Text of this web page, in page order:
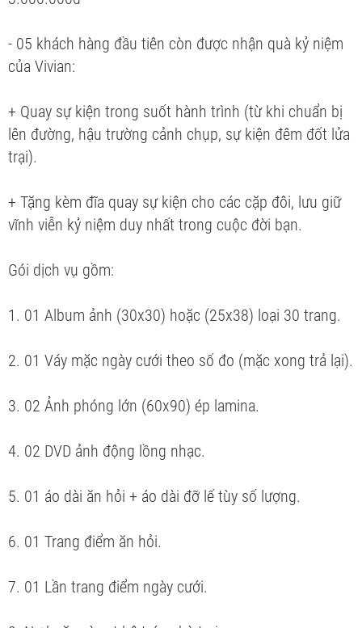
- 05 khách hàng đầu tiên còn được nhận quà kỷ niệm
của Vivian:
+ Quay sự kiện trong suốt hành trình (từ khi chuẩn bị
lên đường, hậu trường cảnh chụp, sự kiện đêm đốt lửa
trại).
+ Tặng kèm đĩa quay sự kiện cho các cặp đôi, lưu giữ
vĩnh viễn kỷ niệm duy nhất trong cuộc đời bạn.
Gói dịch vụ gồm:
1. 01 Album ảnh (30x30) hoặc (25x38) loại 30 trang.
2. 01 Váy mặc ngày cưới theo số đo (mặc xong trả lại).
3. 02 Ảnh phóng lớn (60x90) ép lamina.
4. 02 DVD ảnh động lồng nhạc.
5. 01 áo dài ăn hỏi + áo dài đỡ lế tùy số lượng.
6. 01 Trang điểm ăn hỏi.
7. 01 Lần trang điểm ngày cưới.